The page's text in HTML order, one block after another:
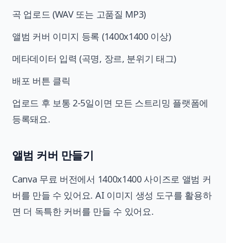
곡 업로드 (WAV 또는 고품질 MP3)
앨범 커버 이미지 등록 (1400x1400 이상)
메타데이터 입력 (곡명, 장르, 분위기 태그)
배포 버튼 클릭
업로드 후 보통 2-5일이면 모든 스트리밍 플랫폼에
등록돼요.
앨범 커버 만들기
Canva 무료 버전에서 1400x1400 사이즈로 앨범 커
버를 만들 수 있어요. AI 이미지 생성 도구를 활용하
면 더 독특한 커버를 만들 수 있어요.